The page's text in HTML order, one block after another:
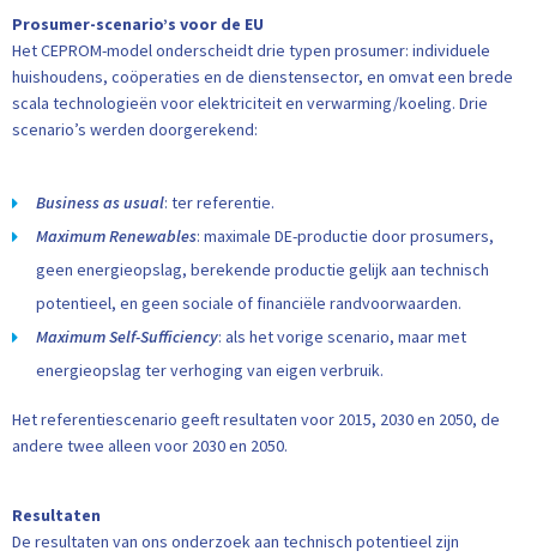
Prosumer-scenario’s voor de EU
Het CEPROM-model onderscheidt drie typen prosumer: individuele
huishoudens, coöperaties en de dienstensector, en omvat een brede
scala technologieën voor elektriciteit en verwarming/koeling. Drie
scenario’s werden doorgerekend:
Business as usual: ter referentie.
Maximum Renewables: maximale DE-productie door prosumers,
geen energieopslag, berekende productie gelijk aan technisch
potentieel, en geen sociale of financiële randvoorwaarden.
Maximum Self-Sufficiency: als het vorige scenario, maar met
energieopslag ter verhoging van eigen verbruik.
Het referentiescenario geeft resultaten voor 2015, 2030 en 2050, de
andere twee alleen voor 2030 en 2050.
Resultaten
De resultaten van ons onderzoek aan technisch potentieel zijn